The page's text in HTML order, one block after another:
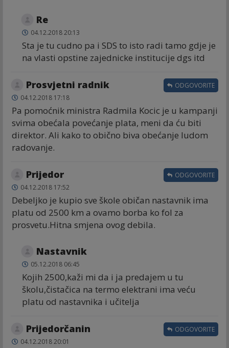
Re
04.12.2018 20:13
Sta je tu cudno pa i SDS to isto radi tamo gdje je
na vlasti opstine zajednicke institucije dgs itd
Prosvjetni radnik
04.12.2018 17:18
Pa pomoćnik ministra Radmila Kocic je u kampanji
svima obećala povećanje plata, meni da ću biti
direktor. Ali kako to obično biva obećanje ludom
radovanje.
ODGOVORITE
Prijedor
04.12.2018 17:52
Debeljko je kupio sve škole običan nastavnik ima
platu od 2500 km a ovamo borba ko fol za
prosvetu.Hitna smjena ovog debila.
ODGOVORITE
Nastavnik
05.12.2018 06:45
Kojih 2500,kaži mi da i ja predajem u tu
školu,čistačica na termo elektrani ima veću
platu od nastavnika i učitelja
Prijedorčanin
04.12.2018 20:01
ODGOVORITE